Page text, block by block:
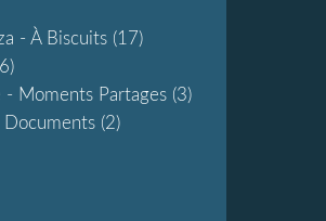
- À Biscuits (17)
- Moments Partages (3)
(2)